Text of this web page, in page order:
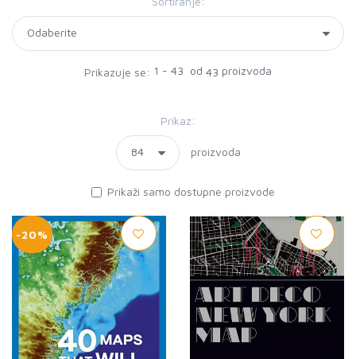
Prikazuje se: 1 - 43 od 43 proizvoda
Prikaz:
proizvoda
Prikaži samo dostupne proizvode
-20%